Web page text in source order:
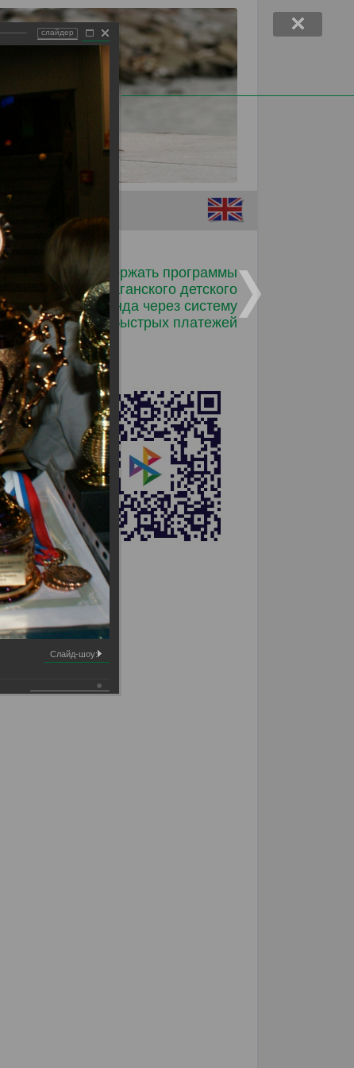
Помочь детям
Поддержать программы
Таганского детского
фонда через систему
быстрых платежей
слайдер
Слайд-шоу: